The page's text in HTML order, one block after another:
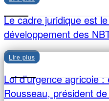
Le cadre juridique est
développement des
Lire plus
Loi d’urgence agricole
Rousseau, président